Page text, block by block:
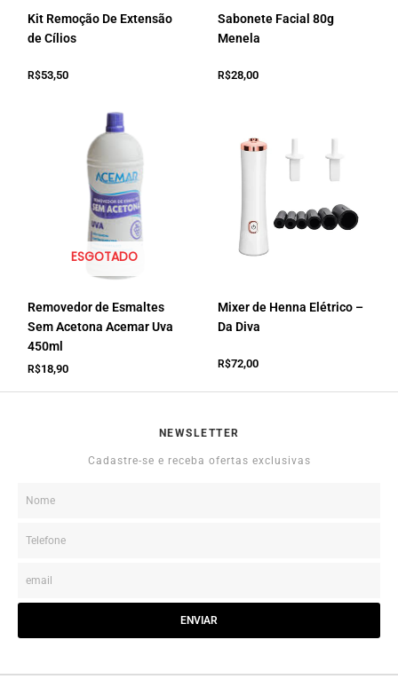
Kit Remoção De Extensão
de Cílios
R$53,50
Sabonete Facial 80g
Menela
R$28,00
ESGOTADO
Removedor de Esmaltes
Sem Acetona Acemar Uva
450ml
R$18,90
Mixer de Henna Elétrico –
Da Diva
R$72,00
NEWSLETTER
Cadastre-se e receba ofertas exclusivas
ENVIAR